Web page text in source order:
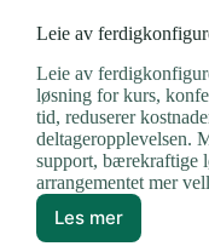
Leie av
Leie av
løsning for kurs,
tid, reduserer
deltageropplevelsen.
support, bærekraftige
arrangementet mer
Les mer
Leie